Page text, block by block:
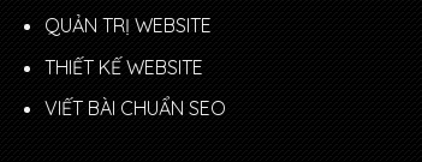
QUẢN TRỊ WEBSITE
THIẾT KẾ WEBSITE
VIẾT BÀI CHUẨN SEO